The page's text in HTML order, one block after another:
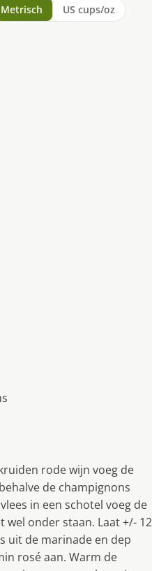
Metrisch US cups/oz
rode wijn voeg de
de champignons
in een schotel voeg de
onder staan. Laat +/- 12
uit de marinade en dep
rosé aan. Warm de